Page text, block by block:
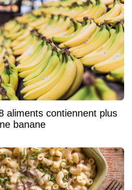
aliments contiennent plus
banane